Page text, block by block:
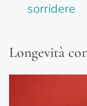
sorridere
Longevità